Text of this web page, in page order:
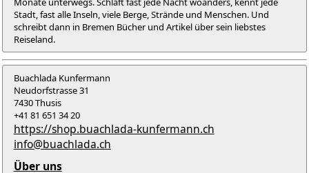
Stadt, fast alle Inseln, viele Berge, Strände und Menschen. Und
schreibt dann in Bremen Bücher und Artikel über sein liebstes
Reiseland.
Buachlada Kunfermann
Neudorfstrasse 31
7430 Thusis
+41 81 651 34 20
https://shop.buachlada-kunfermann.ch
info@buachlada.ch
Über uns